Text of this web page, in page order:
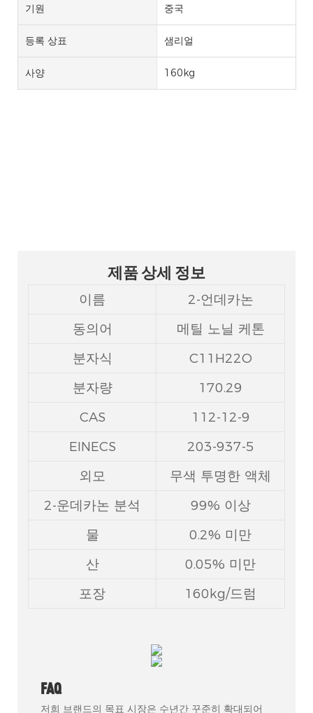
기원 중국
등록 상표 샘리얼
사양 160kg
제품 상세 정보
이름
2-언데카논
동의어
메틸 노닐 케톤
분자식
C11H22O
분자량
170.29
CAS
112-12-9
EINECS
203-937-5
외모
무색 투명한 액체
2-운데카논 분석
99% 이상
물
0.2% 미만
산
0.05% 미만
포장
160kg/드럼
FAQ
저희 브랜드의 목표 시장은 수년간 꾸준히 확대되어